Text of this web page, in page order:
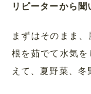
リピーターから
まずはそのまま
根を茹でて水気
えて、夏野菜、冬